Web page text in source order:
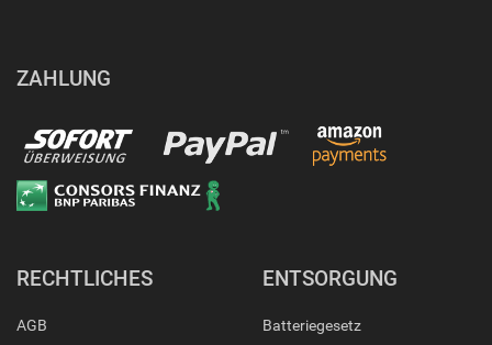
ZAHLUNG
RECHTLICHES
AGB
ENTSORGUNG
Batteriegesetz